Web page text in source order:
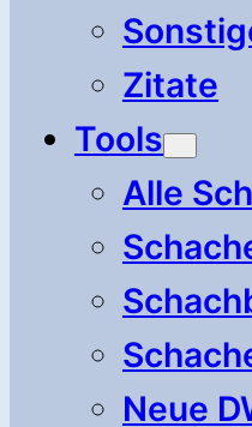
Zitate
Tools
Alle
Neue